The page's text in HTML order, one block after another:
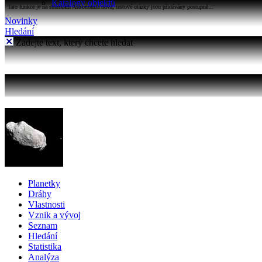
Katalogy objektů
Tato funkce je na stránkách Astronomia nová, testové otázky jsou přidávány postupně...
Novinky
Hledání
Zadejte text, který chcete hledat
Planetky
Dráhy
Vlastnosti
Vznik a vývoj
Seznam
Hledání
Statistika
Analýza